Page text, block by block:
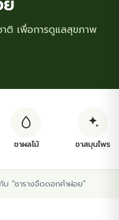
ติ เพื่อการดูแลสุขภาพ
ชาผลไม้ ชาสมุนไพร
บ “ชารางจืดดอกคำฝอย”